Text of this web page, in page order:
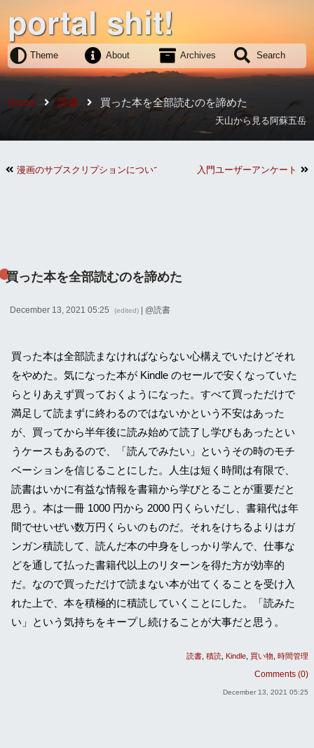
portal shit!
Theme About Archives Search
Home 読書 買った本を全部読むのを諦めた
天山から見る阿蘇五岳
漫画のサブスクリプションについて考察 入門ユーザーアンケート
買った本を全部読むのを諦めた
December 13, 2021 05:25 (edited) | @読書
買った本は全部読まなければならない心構えでいたけどそれ
をやめた。気になった本が Kindle のセールで安くなっていた
らとりあえず買っておくようになった。すべて買っただけで
満足して読まずに終わるのではないかという不安はあった
が、買ってから半年後に読み始めて読了し学びもあったとい
うケースもあるので、「読んでみたい」というその時のモチ
ベーションを信じることにした。人生は短く時間は有限で、
読書はいかに有益な情報を書籍から学びとることが重要だと
思う。本は一冊 1000 円から 2000 円くらいだし、書籍代は年
間でせいぜい数万円くらいのものだ。それをけちるよりはガ
ンガン積読して、読んだ本の中身をしっかり学んで、仕事な
どを通して払った書籍代以上のリターンを得た方が効率的
だ。なので買っただけで読まない本が出てくることを受け入
れた上で、本を積極的に積読していくことにした。「読みた
い」という気持ちをキープし続けることが大事だと思う。
読書 積読 Kindle 買い物 時間管理
Comments (0)
December 13, 2021 05:25